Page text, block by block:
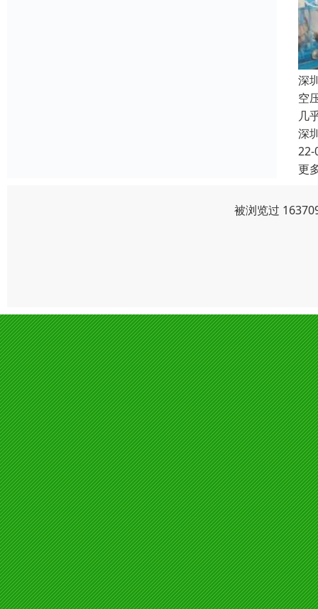
深
空
几
深
22-
更
被浏览过